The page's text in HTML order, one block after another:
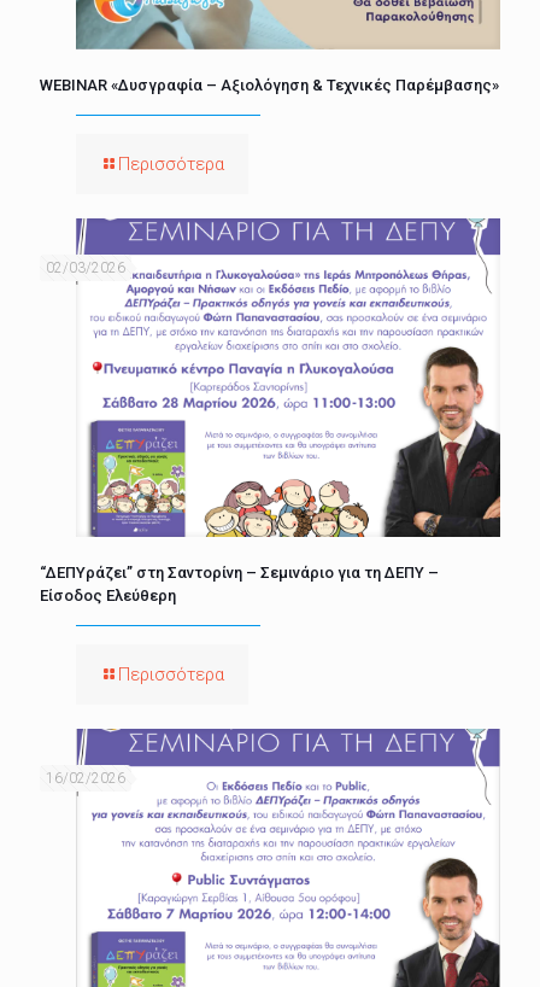
WEBINAR «Δυσγραφία – Αξιολόγηση & Τεχνικές Παρέμβασης»
Περισσότερα
02/03/2026
“ΔΕΠΥράζει” στη Σαντορίνη – Σεμινάριο για τη ΔΕΠΥ –
Είσοδος Ελεύθερη
Περισσότερα
16/02/2026